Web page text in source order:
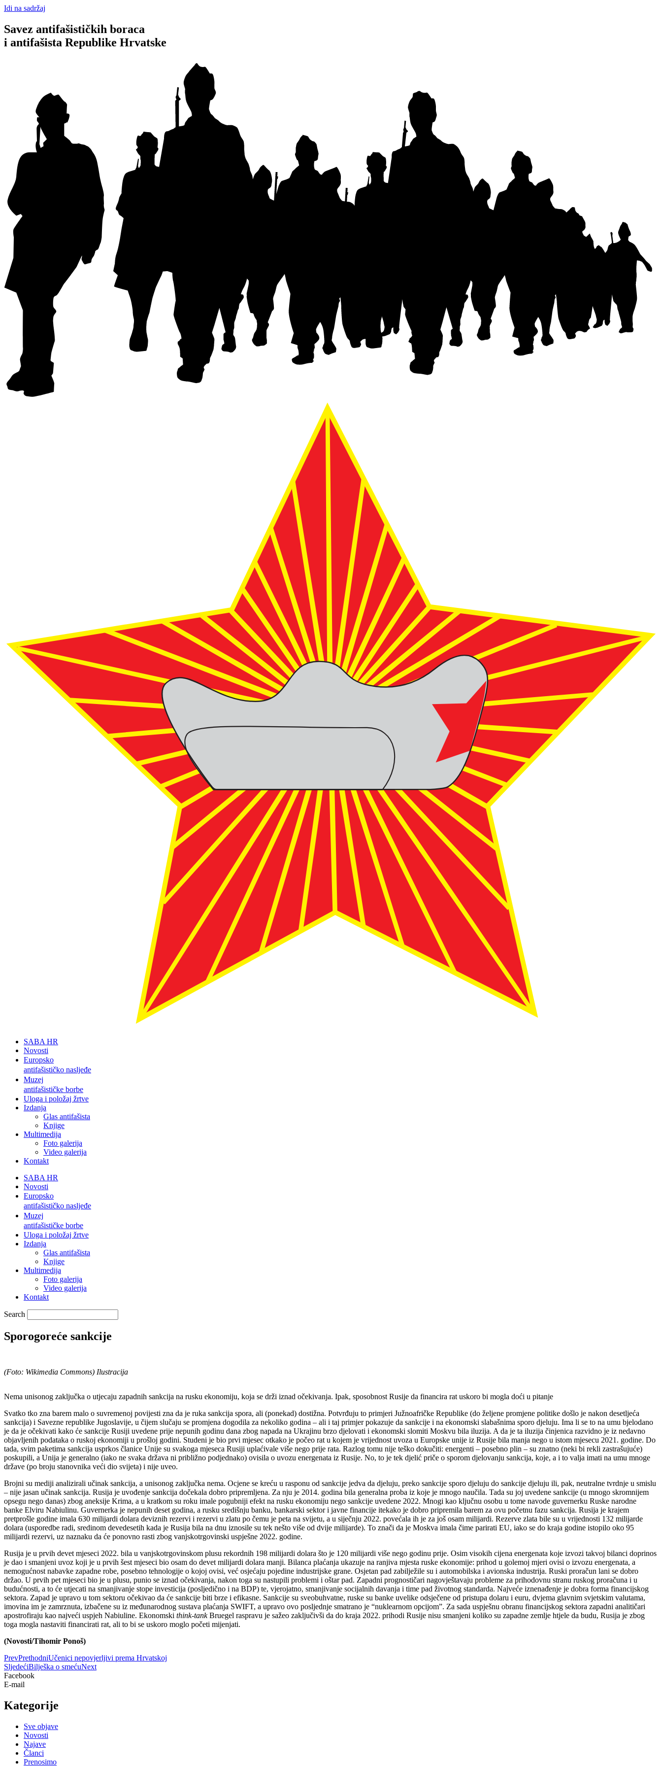
Idi na sadržaj
Savez antifašističkih boraca
i antifašista Republike Hrvatske
SABA HR
Novosti
Europsko
antifašističko nasljeđe
Muzej
antifašističke borbe
Uloga i položaj žrtve
Izdanja
Glas antifašista
Knjige
Multimedija
Foto galerija
Video galerija
Kontakt
SABA HR
Novosti
Europsko
antifašističko nasljeđe
Muzej
antifašističke borbe
Uloga i položaj žrtve
Izdanja
Glas antifašista
Knjige
Multimedija
Foto galerija
Video galerija
Kontakt
Search
Sporogoreće sankcije
(Foto: Wikimedia Commons) Ilustracija
Nema unisonog zaključka o utjecaju zapadnih sankcija na rusku ekonomiju, koja se drži iznad očekivanja. Ipak, sposobnost Rusije da financira rat uskoro bi mogla doći u pitanje
Svatko tko zna barem malo o suvremenoj povijesti zna da je ruka sankcija spora, ali (ponekad) dostižna. Potvrđuju to primjeri Južnoafričke Republike (do željene promjene politike došlo je nakon desetljeća
sankcija) i Savezne republike Jugoslavije, u čijem slučaju se promjena dogodila za nekoliko godina – ali i taj primjer pokazuje da sankcije i na ekonomski slabašnima sporo djeluju. Ima li se to na umu bjelodano
je da je očekivati kako će sankcije Rusiji uvedene prije nepunih godinu dana zbog napada na Ukrajinu brzo djelovati i ekonomski slomiti Moskvu bila iluzija. A da je ta iluzija činjenica razvidno je iz nedavno
objavljenih podataka o ruskoj ekonomiji u prošloj godini. Studeni je bio prvi mjesec otkako je počeo rat u kojem je vrijednost uvoza u Europske unije iz Rusije bila manja nego u istom mjesecu 2021. godine. Do
tada, svim paketima sankcija usprkos članice Unije su svakoga mjeseca Rusiji uplaćivale više nego prije rata. Razlog tomu nije teško dokučiti: energenti – posebno plin – su znatno (neki bi rekli zastrašujuće)
poskupili, a Unija je generalno (iako ne svaka država ni približno podjednako) ovisila o uvozu energenata iz Rusije. No, to je tek djelić priče o sporom djelovanju sankcija, koje, a i to valja imati na umu mnoge
države (po broju stanovnika veći dio svijeta) i nije uveo.
Brojni su mediji analizirali učinak sankcija, a unisonog zaključka nema. Ocjene se kreću u rasponu od sankcije jedva da djeluju, preko sankcije sporo djeluju do sankcije djeluju ili, pak, neutralne tvrdnje u smislu
– nije jasan učinak sankcija. Rusija je uvođenje sankcija dočekala dobro pripremljena. Za nju je 2014. godina bila generalna proba iz koje je mnogo naučila. Tada su joj uvedene sankcije (u mnogo skromnijem
opsegu nego danas) zbog aneksije Krima, a u kratkom su roku imale pogubniji efekt na rusku ekonomiju nego sankcije uvedene 2022. Mnogi kao ključnu osobu u tome navode guvernerku Ruske narodne
banke Elviru Nabiulinu. Guvernerka je nepunih deset godina, a rusku središnju banku, bankarski sektor i javne financije itekako je dobro pripremila barem za ovu početnu fazu sankcija. Rusija je krajem
pretprošle godine imala 630 milijardi dolara deviznih rezervi i rezervi u zlatu po čemu je peta na svijetu, a u siječnju 2022. povećala ih je za još osam milijardi. Rezerve zlata bile su u vrijednosti 132 milijarde
dolara (usporedbe radi, sredinom devedesetih kada je Rusija bila na dnu iznosile su tek nešto više od dvije milijarde). To znači da je Moskva imala čime parirati EU, iako se do kraja godine istopilo oko 95
milijardi rezervi, uz naznaku da će ponovno rasti zbog vanjskotrgovinski uspješne 2022. godine.
Rusija je u prvih devet mjeseci 2022. bila u vanjskotrgovinskom plusu rekordnih 198 milijardi dolara što je 120 milijardi više nego godinu prije. Osim visokih cijena energenata koje izvozi takvoj bilanci doprinos
je dao i smanjeni uvoz koji je u prvih šest mjeseci bio osam do devet milijardi dolara manji. Bilanca plaćanja ukazuje na ranjiva mjesta ruske ekonomije: prihod u golemoj mjeri ovisi o izvozu energenata, a
nemogućnost nabavke zapadne robe, posebno tehnologije o kojoj ovisi, već osjećaju pojedine industrijske grane. Osjetan pad zabilježile su i automobilska i avionska industrija. Ruski proračun lani se dobro
držao. U prvih pet mjeseci bio je u plusu, punio se iznad očekivanja, nakon toga su nastupili problemi i oštar pad. Zapadni prognostičari nagovještavaju probleme za prihodovnu stranu ruskog proračuna i u
budućnosti, a to će utjecati na smanjivanje stope investicija (posljedično i na BDP) te, vjerojatno, smanjivanje socijalnih davanja i time pad životnog standarda. Najveće iznenađenje je dobra forma financijskog
sektora. Zapad je upravo u tom sektoru očekivao da će sankcije biti brze i efikasne. Sankcije su sveobuhvatne, ruske su banke uvelike odsječene od pristupa dolaru i euru, dvjema glavnim svjetskim valutama,
imovina im je zamrznuta, izbačene su iz međunarodnog sustava plaćanja SWIFT, a upravo ovo posljednje smatrano je “nuklearnom opcijom”. Za sada uspješnu obranu financijskog sektora zapadni analitičari
apostrofiraju kao najveći uspjeh Nabiuline. Ekonomski think-tankBruegel raspravu je sažeo zaključivši da do kraja 2022. prihodi Rusije nisu smanjeni koliko su zapadne zemlje htjele da budu, Rusija je zbog
toga mogla nastaviti financirati rat, ali to bi se uskoro moglo početi mijenjati.
(Novosti/Tihomir Ponoš)
PrevPrethodniUčenici nepovjerljivi prema Hrvatskoj
SljedećiBilješka o smećuNext
Facebook
E-mail
Kategorije
Sve objave
Novosti
Najave
Članci
Prenosimo